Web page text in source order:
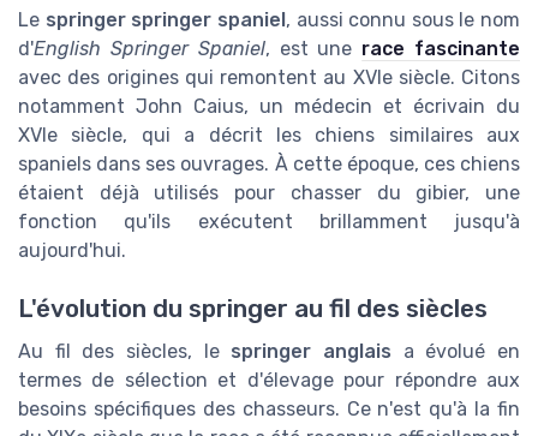
Le springer springer spaniel, aussi connu sous le nom
d'English Springer Spaniel, est une race fascinante
avec des origines qui remontent au XVIe siècle. Citons
notamment John Caius, un médecin et écrivain du
XVIe siècle, qui a décrit les chiens similaires aux
spaniels dans ses ouvrages. À cette époque, ces chiens
étaient déjà utilisés pour chasser du gibier, une
fonction qu'ils exécutent brillamment jusqu'à
aujourd'hui.
L'évolution du springer au fil des siècles
Au fil des siècles, le springer anglais a évolué en
termes de sélection et d'élevage pour répondre aux
besoins spécifiques des chasseurs. Ce n'est qu'à la fin